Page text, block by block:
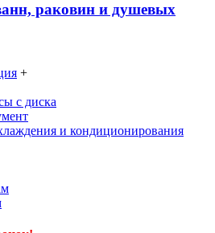
раковин и душевых
+
с диска
и кондиционирования